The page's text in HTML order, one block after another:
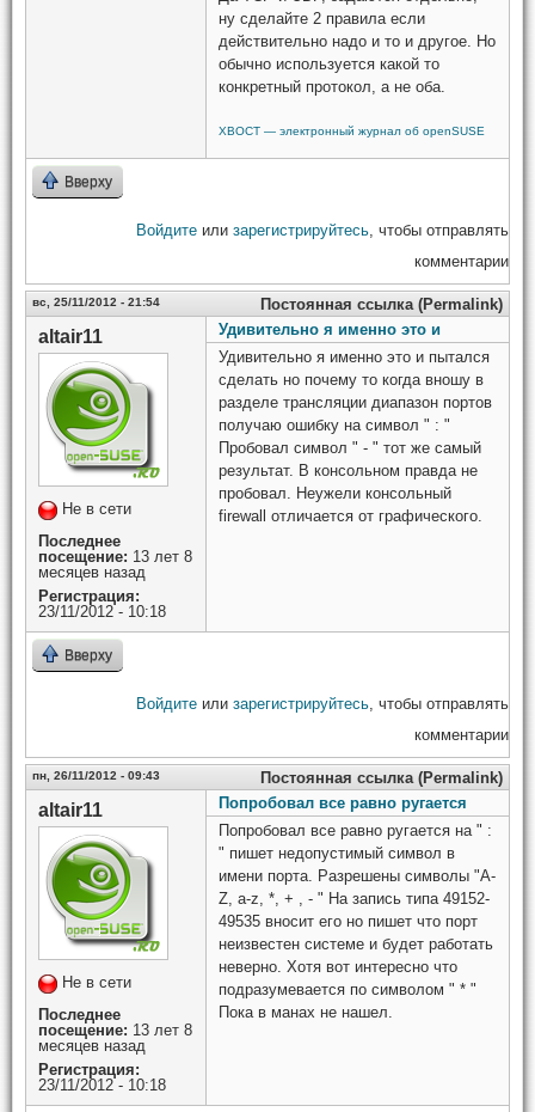
ну сделайте 2 правила если
действительно надо и то и другое. Но
обычно используется какой то
конкретный протокол, а не оба.
ХВОСТ — электронный журнал об openSUSE
Вверху
Войдите или зарегистрируйтесь, чтобы отправлять
комментарии
вс, 25/11/2012 - 21:54 Постоянная ссылка (Permalink)
altair11
Не в сети
Последнее
посещение: 13 лет 8
месяцев назад
Регистрация:
23/11/2012 - 10:18
Удивительно я именно это и
Удивительно я именно это и пытался
сделать но почему то когда вношу в
разделе трансляции диапазон портов
получаю ошибку на символ " : "
Пробовал символ " - " тот же самый
результат. В консольном правда не
пробовал. Неужели консольный
firewall отличается от графического.
Вверху
Войдите или зарегистрируйтесь, чтобы отправлять
комментарии
пн, 26/11/2012 - 09:43 Постоянная ссылка (Permalink)
altair11
Не в сети
Последнее
посещение: 13 лет 8
месяцев назад
Регистрация:
23/11/2012 - 10:18
Попробовал все равно ругается
Попробовал все равно ругается на " :
" пишет недопустимый символ в
имени порта. Разрешены символы "A-
Z, a-z, *, + , - " На запись типа 49152-
49535 вносит его но пишет что порт
неизвестен системе и будет работать
неверно. Хотя вот интересно что
подразумевается по символом " * "
Пока в манах не нашел.